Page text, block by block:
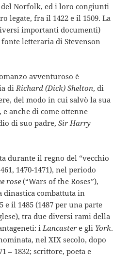
Norfolk, ed i loro congiunti
legate, fra il 1422 e il 1509. La
importanti documenti)
letteraria di Stevenson
avventuroso è
di Richard (Dick) Shelton, di
del modo in cui salvò la sua
, e anche di come ottenne
di suo padre,Sir Harry
durante il regno del “vecchio
1470-1471), nel periodo
rose (“Wars of the Roses”),
dinastica combattuta in
il 1485 (1487 per una parte
tra due diversi rami della
i Lancastere gli York.
nel XIX secolo, dopo
– 1832; scrittore, poeta e